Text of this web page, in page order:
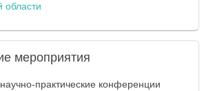
области
мероприятия
практические конференции